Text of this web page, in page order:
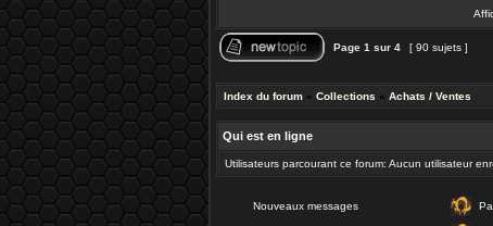
Page 1 sur 4 [ 90 sujets ]
Index du forum » Collections » Achats / Ventes
Qui est en ligne
Utilisateurs parcourant ce forum: Aucun utilisateur
Nouveaux messages